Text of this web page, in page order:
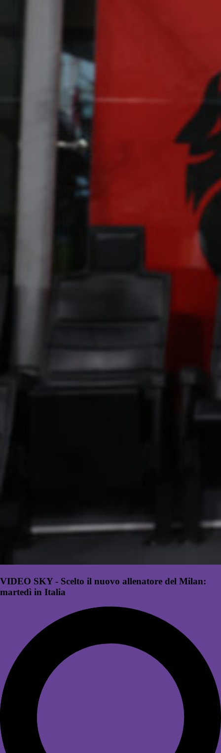
VIDEO SKY - Scelto il nuovo allenatore del Milan:
martedì in Italia